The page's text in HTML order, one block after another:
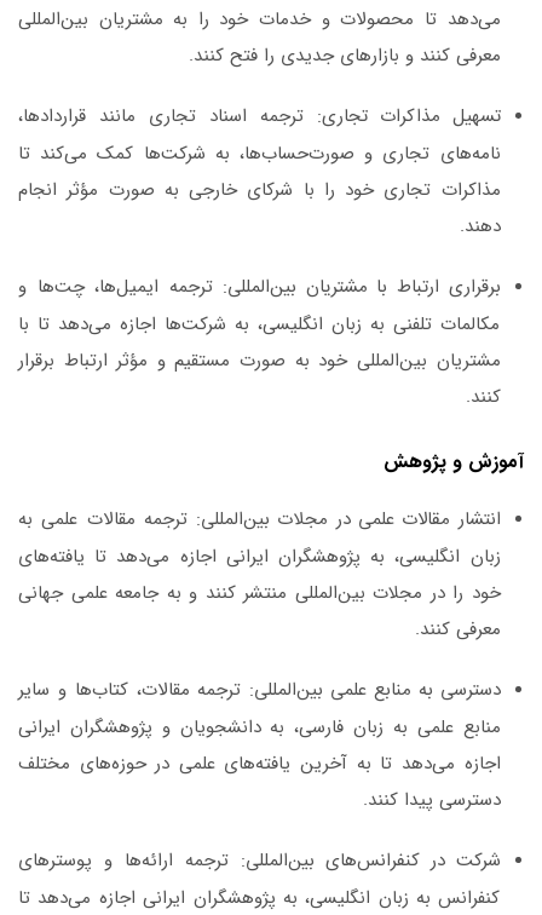
می‌دهد تا محصولات و خدمات خود را به مشتریان بین‌المللی
معرفی کنند و بازارهای جدیدی را فتح کنند.
تسهیل مذاکرات تجاری: ترجمه اسناد تجاری مانند قراردادها،
نامه‌های تجاری و صورت‌حساب‌ها، به شرکت‌ها کمک می‌کند تا
مذاکرات تجاری خود را با شرکای خارجی به صورت مؤثر انجام
دهند.
برقراری ارتباط با مشتریان بین‌المللی: ترجمه ایمیل‌ها، چت‌ها و
مکالمات تلفنی به زبان انگلیسی، به شرکت‌ها اجازه می‌دهد تا با
مشتریان بین‌المللی خود به صورت مستقیم و مؤثر ارتباط برقرار
کنند.
آموزش و پژوهش
انتشار مقالات علمی در مجلات بین‌المللی: ترجمه مقالات علمی به
زبان انگلیسی، به پژوهشگران ایرانی اجازه می‌دهد تا یافته‌های
خود را در مجلات بین‌المللی منتشر کنند و به جامعه علمی جهانی
معرفی کنند.
دسترسی به منابع علمی بین‌المللی: ترجمه مقالات، کتاب‌ها و سایر
منابع علمی به زبان فارسی، به دانشجویان و پژوهشگران ایرانی
اجازه می‌دهد تا به آخرین یافته‌های علمی در حوزه‌های مختلف
دسترسی پیدا کنند.
شرکت در کنفرانس‌های بین‌المللی: ترجمه ارائه‌ها و پوسترهای
کنفرانس به زبان انگلیسی، به پژوهشگران ایرانی اجازه می‌دهد تا